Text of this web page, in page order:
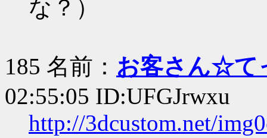
な？）
185 名前： お客さん☆て
02:55:05 ID:UFGJrwxu
http://3dcustom.net/